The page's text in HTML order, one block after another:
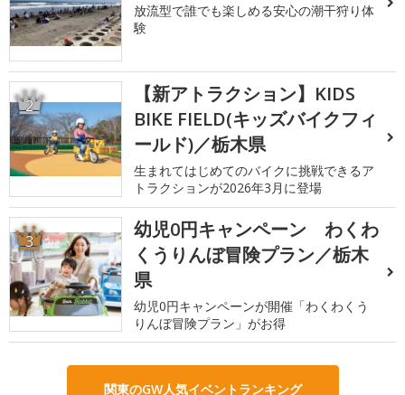
放流型で誰でも楽しめる安心の潮干狩り体
験
2
【新アトラクション】KIDS
BIKE FIELD(キッズバイクフィ
ールド)／栃木県
生まれてはじめてのバイクに挑戦できるア
トラクションが2026年3月に登場
3
幼児0円キャンペーン わくわ
くうりんぼ冒険プラン／栃木
県
幼児0円キャンペーンが開催「わくわくう
りんぼ冒険プラン」がお得
関東のGW人気イベントランキング